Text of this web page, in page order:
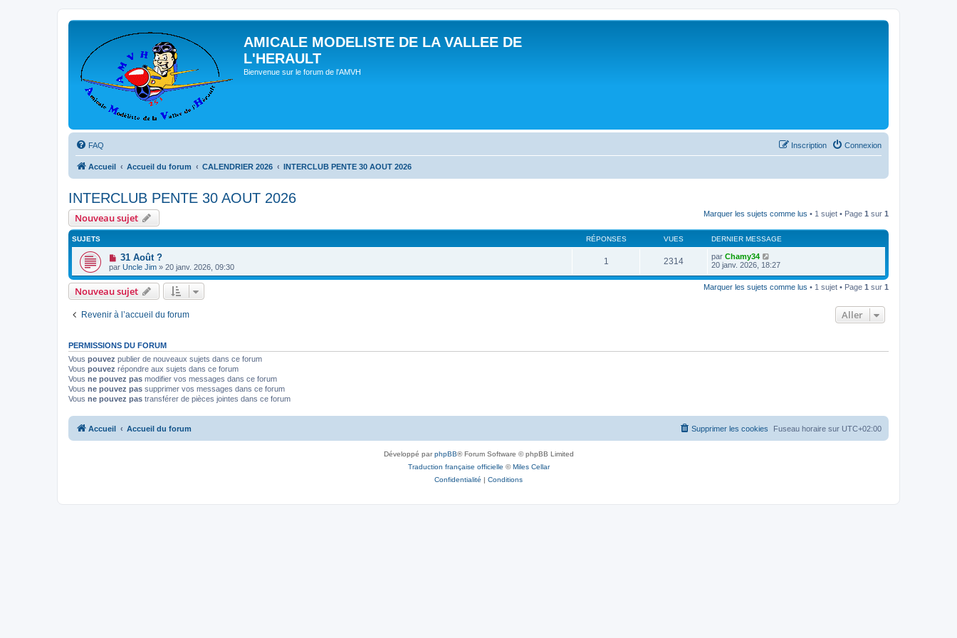
AMICALE MODELISTE DE LA VALLEE DE
L'HERAULT
Bienvenue sur le forum de l'AMVH
FAQ Connexion
Inscription
Accueil Accueil du forum CALENDRIER 2026 INTERCLUB PENTE 30 AOUT 2026
INTERCLUB PENTE 30 AOUT 2026
Nouveau sujet Marquer les sujets comme lus • 1 sujet • Page 1 sur 1
SUJETS RÉPONSES VUES DERNIER MESSAGE
31 Août ?
par Uncle Jim » 20 janv. 2026, 09:30
1 2314 par Chamy34
20 janv. 2026, 18:27
Nouveau sujet Marquer les sujets comme lus • 1 sujet • Page 1 sur 1
Revenir à l’accueil du forum Aller
PERMISSIONS DU FORUM
Vous pouvez publier de nouveaux sujets dans ce forum
Vous pouvez répondre aux sujets dans ce forum
Vous ne pouvez pas modifier vos messages dans ce forum
Vous ne pouvez pas supprimer vos messages dans ce forum
Vous ne pouvez pas transférer de pièces jointes dans ce forum
Accueil Accueil du forum Fuseau horaire sur UTC+02:00
Supprimer les cookies
Développé parphpBB® Forum Software © phpBB Limited
Traduction française officielle ©Miles Cellar
Confidentialité | Conditions